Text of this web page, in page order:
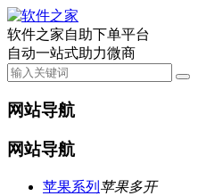
软件之家自助下单平台
自动一站式助力微商
网站导航
网站导航
苹果系列 苹果多开